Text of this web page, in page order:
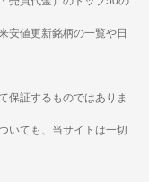
安値更新銘柄の一覧や日
保証するものではありま
いても、当サイトは一切